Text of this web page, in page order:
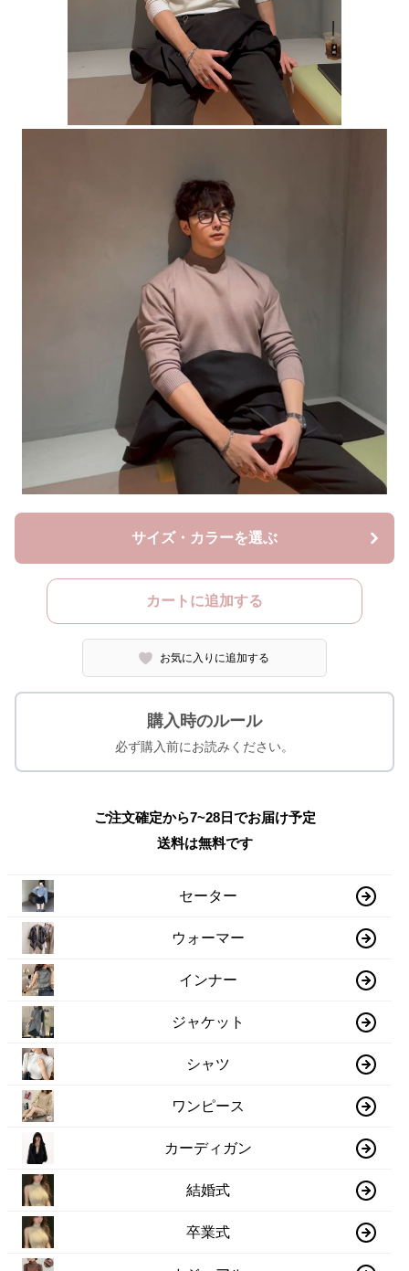
サイズ・カラーを選ぶ
カートに追加する
お気に入りに追加する
購入時のルール
必ず購入前にお読みください。
ご注文確定から7~28日でお届け予定
送料は無料です
セーター
ウォーマー
インナー
ジャケット
シャツ
ワンピース
カーディガン
結婚式
卒業式